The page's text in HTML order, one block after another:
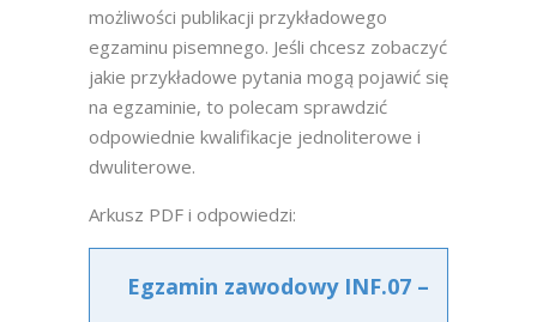
możliwości publikacji przykładowego
egzaminu pisemnego. Jeśli chcesz zobaczyć
jakie przykładowe pytania mogą pojawić się
na egzaminie, to polecam sprawdzić
odpowiednie kwalifikacje jednoliterowe i
dwuliterowe.
Arkusz PDF i odpowiedzi:
Egzamin zawodowy INF.07 –